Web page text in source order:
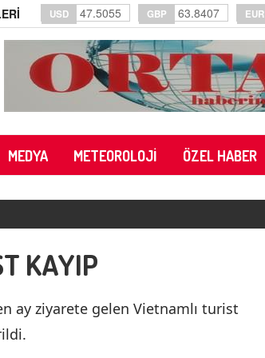
USD 47.5055 GBP 63.8407 EUR
MEDYA METEOROLOJİ ÖZEL HABER
KAYIP
ay ziyarete gelen Vietnamlı turist